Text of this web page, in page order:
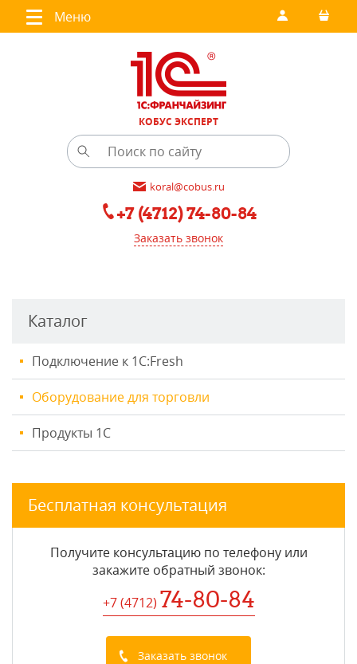
Меню
КОБУС ЭКСПЕРТ
koral@cobus.ru
+7 (4712) 74-80-84
Заказать звонок
Каталог
Подключение к 1С:Fresh
Оборудование для торговли
Продукты 1С
Бесплатная консультация
Получите консультацию по телефону или
закажите обратный звонок:
+7 (4712) 74-80-84
Заказать звонок